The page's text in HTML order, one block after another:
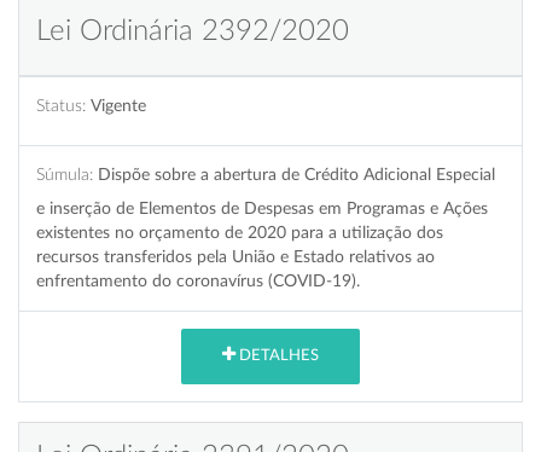
Lei Ordinária 2392/2020
Status: Vigente
Súmula: Dispõe sobre a abertura de Crédito Adicional Especial
e inserção de Elementos de Despesas em Programas e Ações
existentes no orçamento de 2020 para a utilização dos
recursos transferidos pela União e Estado relativos ao
enfrentamento do coronavírus (COVID-19).
DETALHES